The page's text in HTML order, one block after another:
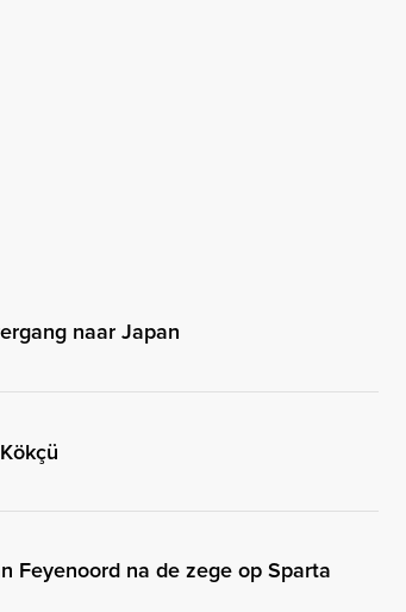
naar Japan
Feyenoord na de zege op Sparta